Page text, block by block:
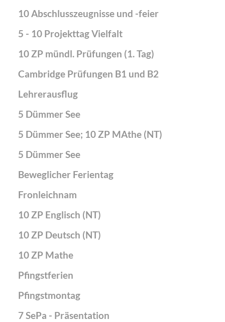
10 Abschlusszeugnisse und -feier
5 - 10 Projekttag Vielfalt
10 ZP mündl. Prüfungen (1. Tag)
Cambridge Prüfungen B1 und B2
Lehrerausflug
5 Dümmer See
5 Dümmer See; 10 ZP MAthe (NT)
5 Dümmer See
Beweglicher Ferientag
Fronleichnam
10 ZP Englisch (NT)
10 ZP Deutsch (NT)
10 ZP Mathe
Pfingstferien
Pfingstmontag
7 SePa - Präsentation